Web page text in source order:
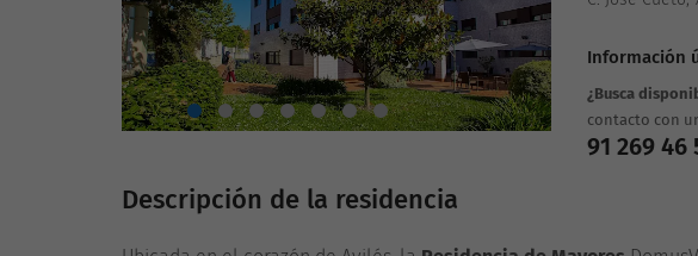
Información
¿Busca
contacto con
91 269 46
Descripción de la residencia